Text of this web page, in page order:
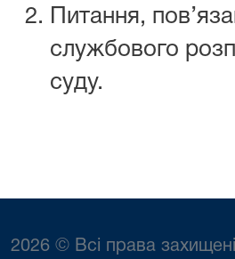
Питання,
службового
суду.
2026 © Всі права захищені